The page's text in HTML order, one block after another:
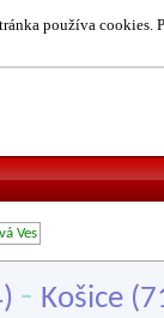
používa cookies.
Ves
- Košice